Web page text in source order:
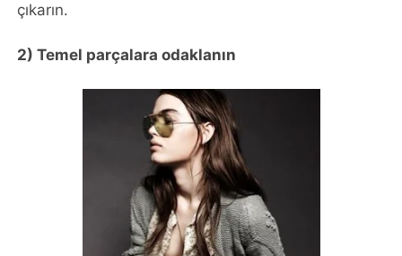
çıkarın.
2) Temel parçalara odaklanın